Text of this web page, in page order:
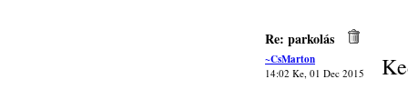
Re: parkolás
~CsMarton
14:02 Ke, 01 Dec 2015